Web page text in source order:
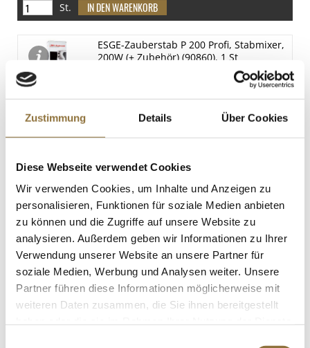
Zustimmung Details Über Cookies
Diese Webseite verwendet Cookies
Wir verwenden Cookies, um Inhalte und Anzeigen zu
personalisieren, Funktionen für soziale Medien anbieten
zu können und die Zugriffe auf unsere Website zu
analysieren. Außerdem geben wir Informationen zu Ihrer
Verwendung unserer Website an unsere Partner für
soziale Medien, Werbung und Analysen weiter. Unsere
Partner führen diese Informationen möglicherweise mit
weiteren Daten zusammen, die Sie ihnen bereitgestellt
St.
KENNZEICHNUNGEN U. SPEZIFIKATIONEN
ESGE-Zauberstab P 200 Profi, Stabmixer,
200W (+ Zubehör) (90860), 1 St
€ 219,99
St.
Pottkorn - Schmatzi Schatzi, Popcorn mit
weißer Schokolade, Brezel, 150 g
Art.Nr.:49668